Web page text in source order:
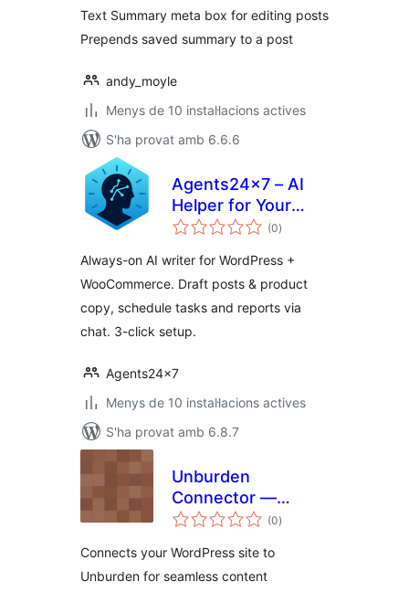
Text Summary meta box for editing posts
Prepends saved summary to a post
andy_moyle
Menys de 10 instal·lacions actives
S'ha provat amb 6.6.6
Agents24x7 – AI
Helper for Your
Site: write SEO
(0puntuacions
totals
)
Always-on AI writer for WordPress +
WooCommerce. Draft posts & product
copy, schedule tasks and reports via
chat. 3-click setup.
Agents24x7
Menys de 10 instal·lacions actives
S'ha provat amb 6.8.7
Unburden
Connector —
Effortless Content
(0puntuacions
totals
)
Connects your WordPress site to
Unburden for seamless content